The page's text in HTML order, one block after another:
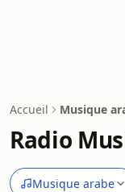
Accueil Musique
Radio
Musique arabe